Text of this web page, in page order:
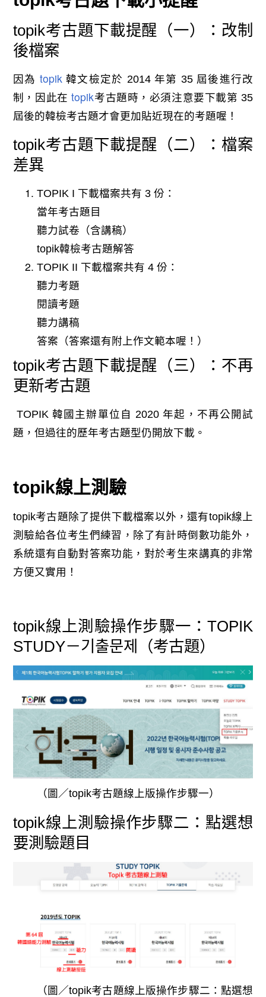
topik考古題下載提醒（一）：改制
後檔案
因為 topik韓文檢定於 2014 年第 35 屆後進行改
制，因此在topik考古題時，必須注意要下載第 35
屆後的韓檢考古題才會更加貼近現在的考題喔！
topik考古題下載提醒（二）：檔案
差異
TOPIK I 下載檔案共有 3 份：
當年考古題目
聽力試卷（含講稿）
topik韓檢考古題解答
TOPIK II 下載檔案共有 4 份：
聽力考題
閱讀考題
聽力講稿
答案（答案還有附上作文範本喔！）
topik考古題下載提醒（三）：不再
更新考古題
TOPIK 韓國主辦單位自 2020 年起，不再公開試
題，但過往的歷年考古題型仍開放下載。
topik線上測驗
topik考古題除了提供下載檔案以外，還有topik線上
測驗給各位考生們練習，除了有計時倒數功能外，
系統還有自動對答案功能，對於考生來講真的非常
方便又實用！
topik線上測驗操作步驟一：TOPIK
STUDY－기출문제（考古題）
（圖／topik考古題線上版操作步驟一）
topik線上測驗操作步驟二：點選想
要測驗題目
（圖／topik考古題線上版操作步驟二：點選想